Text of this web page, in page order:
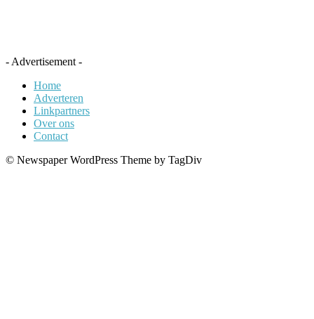
- Advertisement -
Home
Adverteren
Linkpartners
Over ons
Contact
© Newspaper WordPress Theme by TagDiv